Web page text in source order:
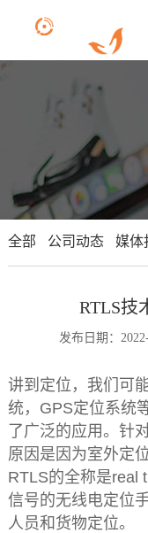
全部 公司动态 媒体
RTLS技
发布日期：
讲到定位，我们可
统，GPS定位系统
了广泛的应用。针
原因是因为室外定
RTLS的全称是real
信号的无线电定位
人员和货物定位。